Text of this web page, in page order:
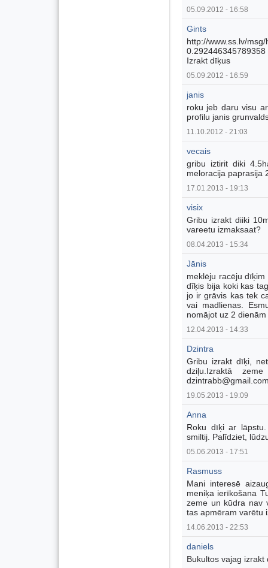
05.09.2012 - 16:58
Gints
http://www.ss.lv/
0.292446345789358
Izrakt dīķus
05.09.2012 - 16:59
janis
roku jeb daru visu
profilu janis
11.10.2012 - 21:03
vecais
gribu iztirit diki
meloracija paprasija
17.01.2013 - 19:13
visix
Gribu izrakt diiki
vareetu izmaksaat?
08.04.2013 - 15:34
Jānis
meklēju racēju
dīķis bija koki kas
jo ir grāvis kas tek
vai madlienas.
nomājot uz 2
12.04.2013 - 14:33
Dzintra
Gribu izrakt dīķi,
dziļu.Izraktā
19.05.2013 - 19:09
Anna
Roku dīķi ar
smiltij. Palīdziet,
05.06.2013 - 17:51
Rasmuss
Mani interesē
meniķa ierīkošana
zeme un kūdra nav
tas apmēram varētu
14.06.2013 - 22:53
daniels
Bukultos vajag